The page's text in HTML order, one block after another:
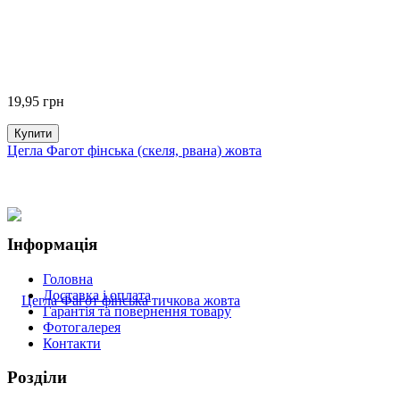
19,95 грн
Купити
Цегла Фагот фінська (скеля, рвана) жовта
Інформація
Головна
Доставка і оплата
Гарантія та повернення товару
Фотогалерея
Контакти
Розділи